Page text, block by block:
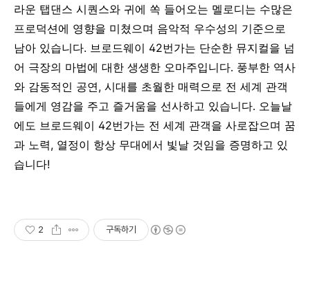
라운 탭댄스 시퀀스와 귀에 쏙 들어오는 멜로디는 수많은
프로덕션에 영향을 미쳤으며 음악적 우수성의 기준으로
남아 있습니다. 브로드웨이 42번가는 단순한 뮤지컬을 넘
어 극장의 마법에 대한 생생한 오마주입니다. 풍부한 역사
와 감동적인 공연, 시대를 초월한 매력으로 전 세계 관객
들에게 영감을 주고 즐거움을 선사하고 있습니다. 오늘날
에도 브로드웨이 42번가는 전 세계 관객을 사로잡으며 꿈
과 노력, 열정이 항상 무대에서 빛날 것임을 증명하고 있
습니다!
2 구독하기